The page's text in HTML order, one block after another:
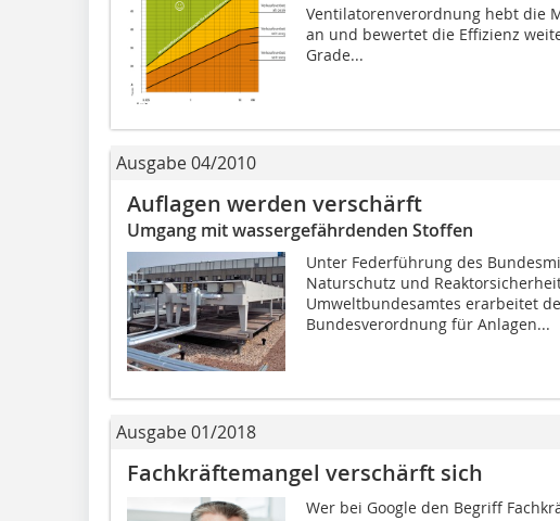
Ventilatorenverordnung hebt die
an und bewertet die Effizienz
Grade...
Ausgabe 04/2010
Auflagen werden verschärft
Umgang mit wassergefährdenden Stoffen
Unter Federführung des
Naturschutz und
Umweltbundesamtes erarbeitet
Bundesverordnung für Anlagen...
Ausgabe 01/2018
Fachkräftemangel verschärft sich
Wer bei Google den Begriff